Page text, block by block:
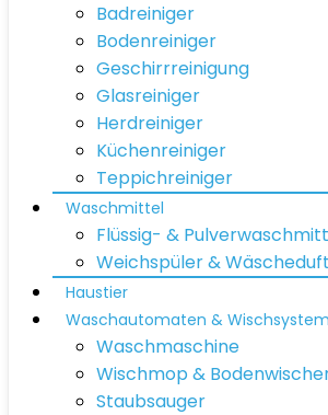
Badreiniger
Bodenreiniger
Geschirrreinigung
Glasreiniger
Herdreiniger
Küchenreiniger
Teppichreiniger
Waschmittel
Flüssig- &
Weichspüler & Wäscheduft
Haustier
Waschautomaten &
Waschmaschine
Wischmop &
Staubsauger